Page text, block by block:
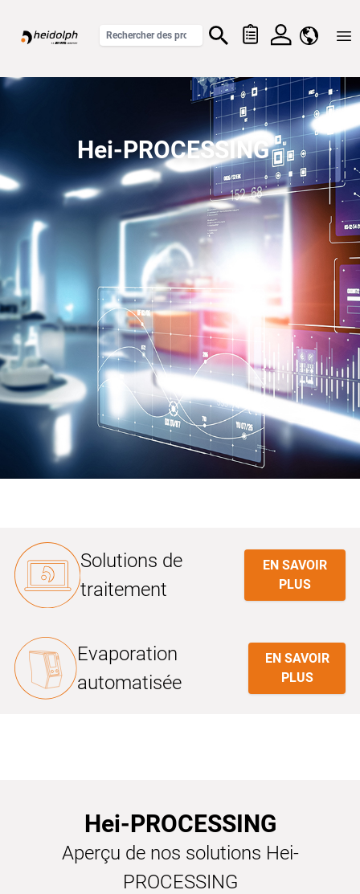
Hei-PROCESSING
Solutions de
traitement
EN SAVOIR
PLUS
Evaporation
automatisée
EN SAVOIR
PLUS
Hei-PROCESSING
Aperçu de nos solutions Hei-
PROCESSING